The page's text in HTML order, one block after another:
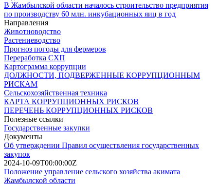
В Жамбылской области началось строительство предприятия
по производству 60 млн. инкубационных яиц в год
Направления
Животноводство
Растениеводство
Прогноз погоды для фермеров
Переработка СХП
Картограмма коррупции
ДОЛЖНОСТИ, ПОДВЕРЖЕННЫЕ КОРРУПЦИОННЫМ
РИСКАМ
Сельскохозяйственная техника
КАРТА КОРРУПЦИОННЫХ РИСКОВ
ПЕРЕЧЕНЬ КОРРУПЦИОННЫХ РИСКОВ
Полезные ссылки
Государственные закупки
Документы
Об утверждении Правил осуществления государственных
закупок
2024-10-09T00:00:00Z
Положение управление сельского хозяйства акимата
Жамбылской области